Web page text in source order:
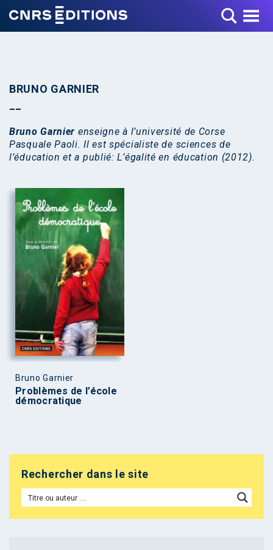
Toggle Menu
BRUNO GARNIER
Bruno Garnier enseigne à l’université de Corse
Pasquale Paoli. Il est spécialiste de sciences de
l’éducation et a publié: L’égalité en éducation (2012).
Bruno Garnier
Problèmes de l’école
démocratique
Rechercher dans le site